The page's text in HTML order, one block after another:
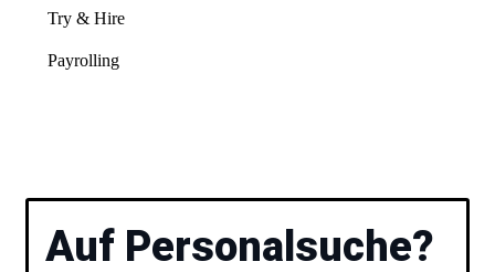
Try & Hire
Payrolling
Auf Personalsuche?